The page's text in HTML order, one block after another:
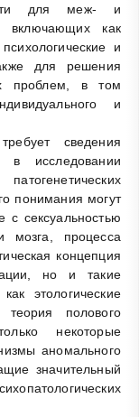
для меж- и
включающих как
и
для решения
проблем, в том
и
сведения
в исследовании
понимания могут
с сексуальностью
мозга, процесса
концепция
но и такие
этологические
теория полового
некоторые
аномального
значительный